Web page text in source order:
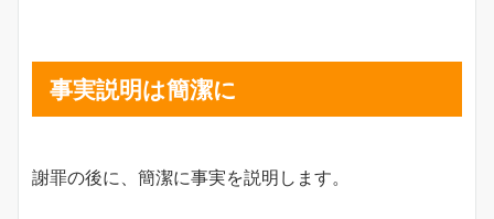
事実説明は簡潔に
謝罪の後に、簡潔に事実を説明します。